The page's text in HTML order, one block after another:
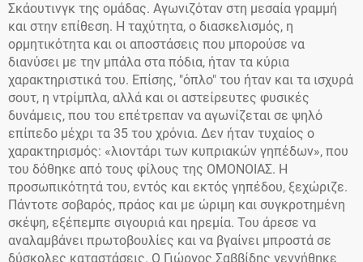
Σκάουτινγκ της ομάδας. Αγωνιζόταν στη μεσαία γραμμή
και στην επίθεση. Η ταχύτητα, ο διασκελισμός, η
ορμητικότητα και οι αποστάσεις που μπορούσε να
διανύσει με την μπάλα στα πόδια, ήταν τα κύρια
χαρακτηριστικά του. Επίσης, "όπλο" του ήταν και τα ισχυρά
σουτ, η ντρίμπλα, αλλά και οι αστείρευτες φυσικές
δυνάμεις, που του επέτρεπαν να αγωνίζεται σε ψηλό
επίπεδο μέχρι τα 35 του χρόνια. Δεν ήταν τυχαίος ο
χαρακτηρισμός: «λιοντάρι των κυπριακών γηπέδων», που
του δόθηκε από τους φίλους της ΟΜΟΝΟΙΑΣ. Η
προσωπικότητά του, εντός και εκτός γηπέδου, ξεχώριζε.
Πάντοτε σοβαρός, πράος και με ώριμη και συγκροτημένη
σκέψη, εξέπεμπε σιγουριά και ηρεμία. Του άρεσε να
αναλαμβάνει πρωτοβουλίες και να βγαίνει μπροστά σε
δύσκολες καταστάσεις. Ο Γιώργος Σαββίδης γεννήθηκε